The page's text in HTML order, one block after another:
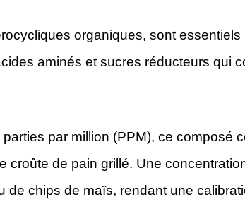
organiques, sont
aminés et sucres réducteurs qui
parties par million (PPM), ce composé
croûte de pain grillé. Une
de chips de maïs, rendant une